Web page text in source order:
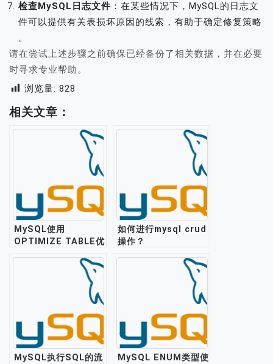
检查MySQL日志文件 ：在某些情况下，MySQL的日志文
件可以提供有关表损坏原因的线索，有助于确定修复策略
。
请在尝试上述步骤之前确保已经备份了相关数据，并在必要
时寻求专业帮助。
浏览量: 828
相关文章：
MySQL使用
OPTIMIZE TABLE优
如何进行mysql crud
操作？
MySQL执行SQL的流
MySQL ENUM类型使